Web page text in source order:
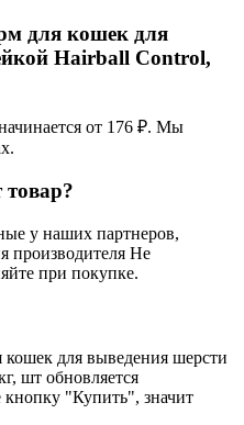
для кошек для
Hairball Control,
от 176 ₽. Мы
товар?
у наших партнеров,
производителя Не
при покупке.
для выведения шерсти
шт обновляется
"Купить", значит